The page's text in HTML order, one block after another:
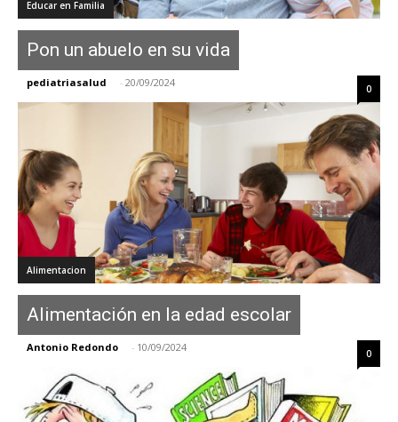
Educar en Familia
Pon un abuelo en su vida
pediatriasalud - 20/09/2024 0
Alimentacion
Alimentación en la edad escolar
Antonio Redondo - 10/09/2024 0